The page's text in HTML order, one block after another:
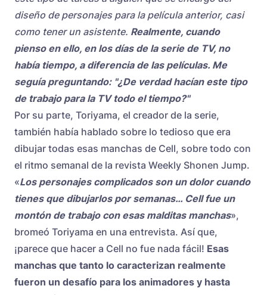
diseño de personajes para la película anterior, casi
como tener un asistente. Realmente, cuando
pienso en ello, en los días de la serie de TV, no
había tiempo, a diferencia de las películas. Me
seguía preguntando: "¿De verdad hacían este tipo
de trabajo para la TV todo el tiempo?"
Por su parte, Toriyama, el creador de la serie,
también había hablado sobre lo tedioso que era
dibujar todas esas manchas de Cell, sobre todo con
el ritmo semanal de la revista Weekly Shonen Jump.
«Los personajes complicados son un dolor cuando
tienes que dibujarlos por semanas… Cell fue un
montón de trabajo con esas malditas manchas»,
bromeó Toriyama en una entrevista. Así que,
¡parece que hacer a Cell no fue nada fácil! Esas
manchas que tanto lo caracterizan realmente
fueron un desafío para los animadores y hasta